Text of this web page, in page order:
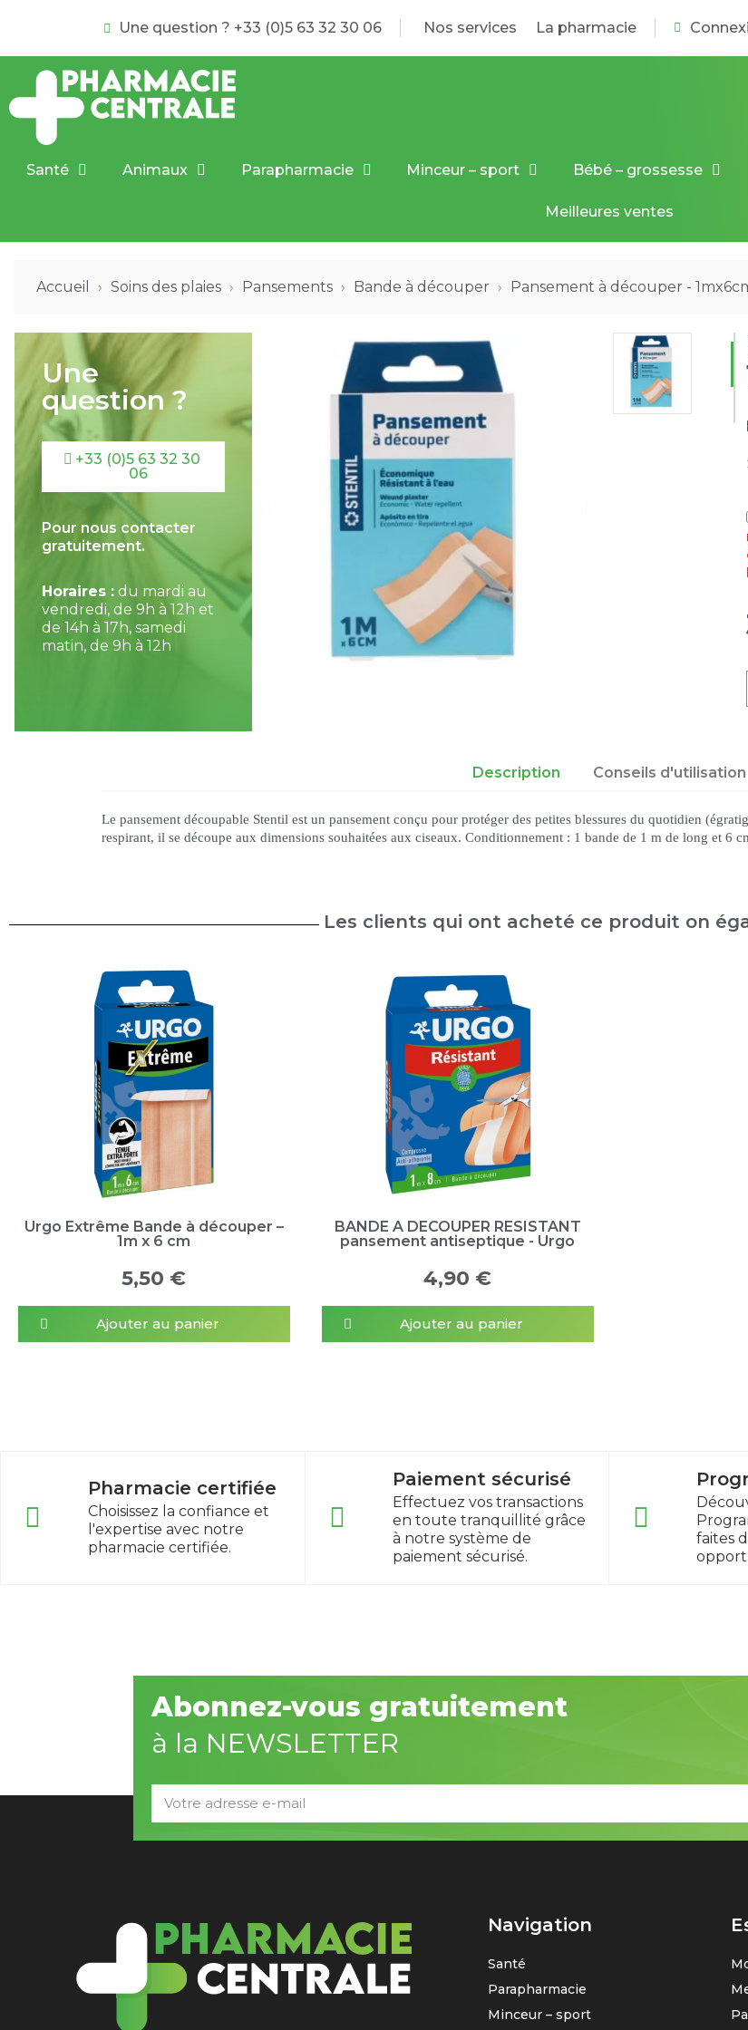
Une question ? +33 (0)5 63 32 30 06 Nos services La pharmacie
Santé Animaux Parapharmacie Minceur – sport Bébé – grossesse
Meilleures ventes
Accueil Soins des plaies Pansements Bande à découper Pansement à découper -
Une
question ?
+33 (0)5 63 32 30
06
Pour nous contacter
gratuitement.
Horaires : du mardi au
vendredi, de 9h à 12h et
de 14h à 17h, samedi
matin, de 9h à 12h
Description Conseils d'utilisation
Le pansement découpable Stentil est un pansement conçu pour protéger des petites blessures du quotidien
respirant, il se découpe aux dimensions souhaitées aux ciseaux. Conditionnement : 1 bande de 1 m de long et 6
Les clients qui ont acheté ce produit on
Urgo Extrême Bande à découper –
1m x 6 cm
5,50 €
Ajouter au panier
BANDE A DECOUPER RESISTANT
pansement antiseptique - Urgo
4,90 €
Ajouter au panier
Pharmacie certifiée
Choisissez la confiance et
l'expertise avec notre
pharmacie certifiée.
Paiement sécurisé
Effectuez vos transactions
en toute tranquillité grâce
à notre système de
paiement sécurisé.
faites
Abonnez-vous gratuitement
à la NEWSLETTER
Navigation
Santé
Parapharmacie
Minceur – sport